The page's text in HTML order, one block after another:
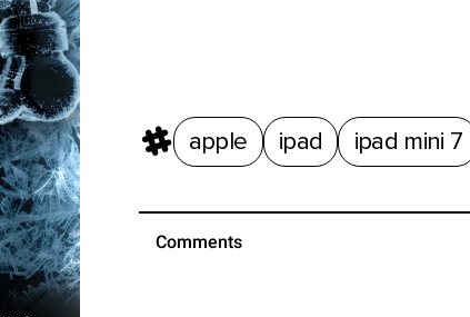
apple ipad ipad mini 7